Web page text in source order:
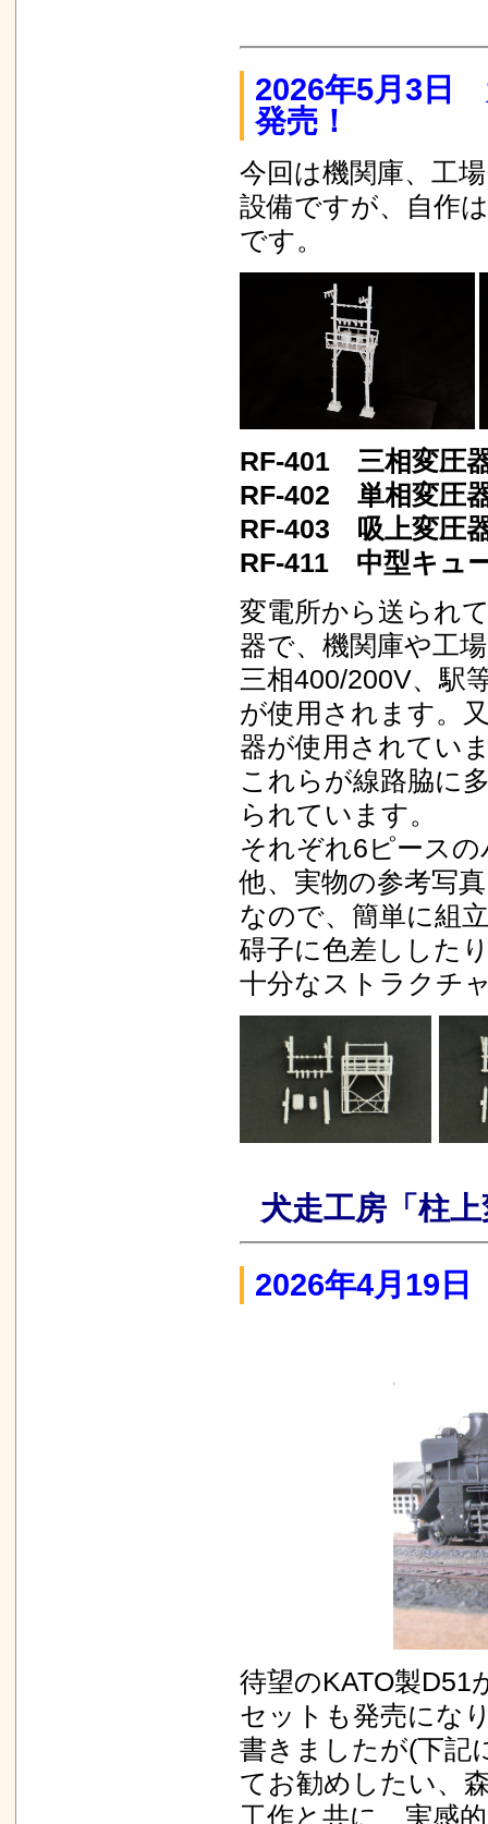
2026年5月3日
発売！
今回は機関庫、工
設備ですが、自作
です。
RF-401 三相変圧
RF-402 単相変圧
RF-403 吸上変圧
RF-411 中型
変電所から送られ
器で、機関庫や工
三相400/200V、駅
が使用されます。
器が使用されてい
これらが線路脇に
られています。
それぞれ6ピース
他、実物の参考写
なので、簡単に組
碍子に色差しした
十分なストラクチ
犬走工房「柱
2026年4月19
待望のKATO製D51
セットも発売にな
書きましたが(下記
てお勧めしたい、
工作と共に、実感